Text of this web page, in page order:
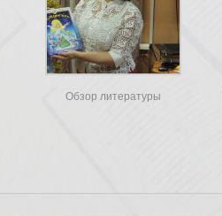
Обзор литературы